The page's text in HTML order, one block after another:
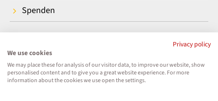
Spenden
Privacy policy
We use cookies
We may place these for analysis of our visitor data, to improve our website, show
personalised content and to give you a great website experience. For more
information about the cookies we use open the settings.